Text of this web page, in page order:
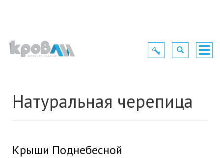
Toggle
navigation
Toggle
navigation
Натуральная черепица
Крыши Поднебесной